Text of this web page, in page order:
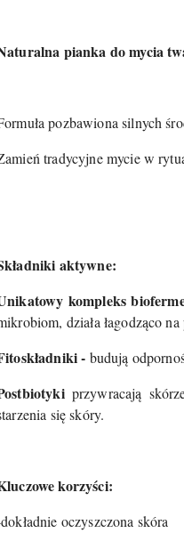
pianka do mycia
pozbawiona silnych
tradycyjne mycie w
aktywne:
kompleks
działa łagodząco
- budują
przywracają
się skóry.
korzyści:
oczyszczona skóra